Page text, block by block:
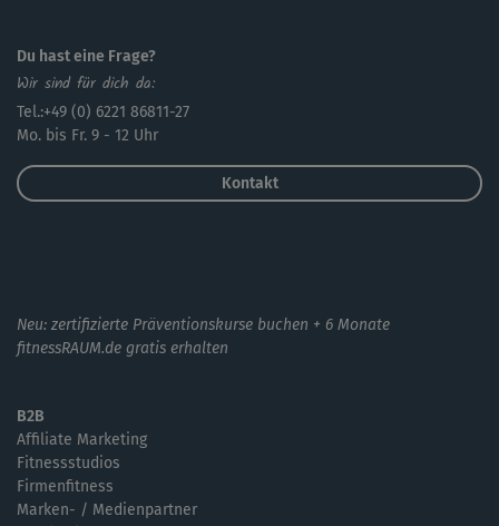
Du hast eine Frage?
Wir sind für dich da:
Tel.:+49 (0) 6221 86811-27
Mo. bis Fr. 9 - 12 Uhr
Kontakt
Neu: zertifizierte Präventionskurse buchen + 6 Monate
fitnessRAUM.de gratis erhalten
B2B
Affiliate Marketing
Fitnessstudios
Firmenfitness
Marken- / Medienpartner